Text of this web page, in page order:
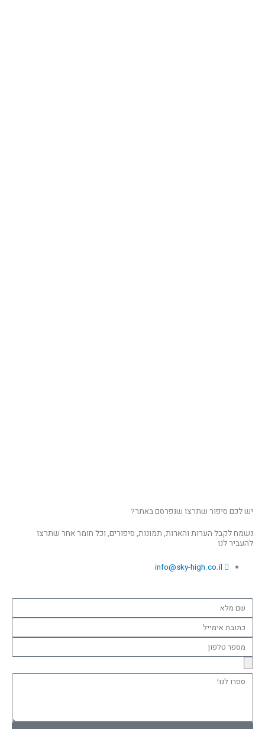
יש לכם סיפור שתרצו שנפרסם באתר?
נשמח לקבל הערות והארות, תמונות, סיפורים, וכל חומר אחר שתרצו
להעביר לנו
info@sky-high.co.il
שם
מלא
כתובת
אימייל
מספר
טלפון
ספרו